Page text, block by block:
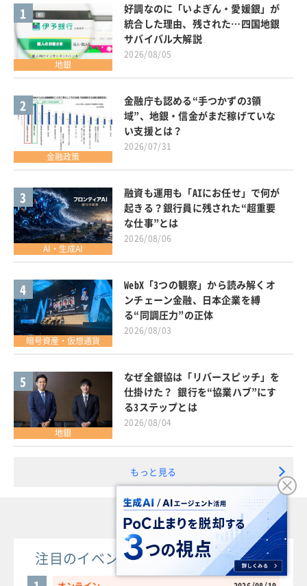
1
地銀
好調なのに「いよぎん・愛媛銀」が
統合した理由、残された…四国地銀
サバイバル大解説
2026/08/05
2
金融政策
金融庁も認める“手つかずの3領
域”、地銀・信金がまだ稼げていな
い支援とは？
2026/07/31
3
AI・生成AI
融資も運用も「AIにお任せ」で何が
起きる？銀行員に残された“超重要
な仕事”とは
2026/08/06
4
暗号資産・仮想通貨
WebX「3つの観察」から読み解くオ
ンチェーン金融、日本企業を縛
る“同調圧力”の正体
2026/08/03
5
地銀
なぜ全銀協は「リバースピッチ」を
仕掛けた？ 銀行を“協業ハブ”にす
る3ステップとは
2026/08/04
もっと見る
注目のイベント・セミナーランキング